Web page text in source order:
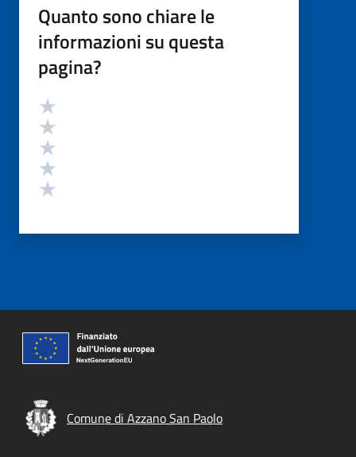
Quanto sono chiare le
informazioni su questa
pagina?
Valutazione
Comune di Azzano San Paolo